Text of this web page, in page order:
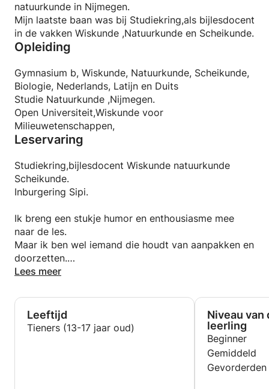
natuurkunde in Nijmegen.
Mijn laatste baan was bij Studiekring,als bijlesdocent
in de vakken Wiskunde ,Natuurkunde en Scheikunde.
Opleiding
Gymnasium b, Wiskunde, Natuurkunde, Scheikunde,
Biologie, Nederlands, Latijn en Duits
Studie Natuurkunde ,Nijmegen.
Open Universiteit,Wiskunde voor
Milieuwetenschappen,
Leservaring
Studiekring,bijlesdocent Wiskunde natuurkunde
Scheikunde.
Inburgering Sipi.
Ik breng een stukje humor en enthousiasme mee
naar de les.
Maar ik ben wel iemand die houdt van aanpakken en
doorzetten.
Mijn les is opgebouwd uit een stuk van 3 kwartier
Herhaling is een noodzaak.
Lees meer
Leeftijd
Tieners (13-17 jaar oud)
Niveau van
leerling
Beginner
Gemiddeld
Gevorderden